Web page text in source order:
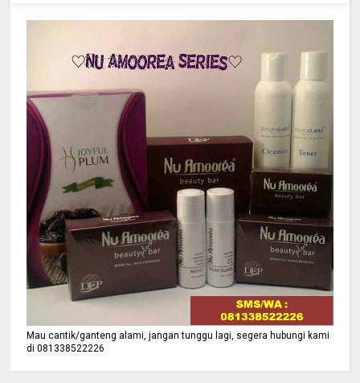
Mau cantik/ganteng alami, jangan tunggu lagi, segera hubungi kami
di 081338522226